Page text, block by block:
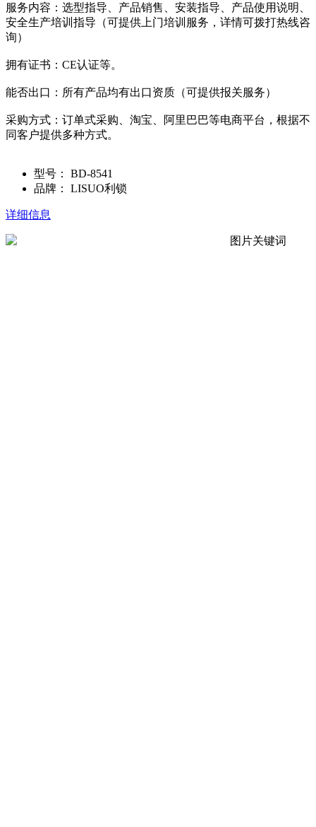
服务内容：选型指导、产品销售、安装指导、产品使用说明、
安全生产培训指导（可提供上门培训服务，详情可拨打热线咨
询）
拥有证书：CE认证等。
能否出口：所有产品均有出口资质（可提供报关服务）
采购方式：订单式采购、淘宝、阿里巴巴等电商平台，根据不
同客户提供多种方式。
型号：
BD-8541
品牌：
LISUO利锁
详细信息